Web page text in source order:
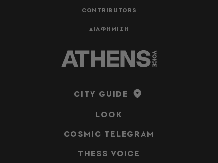
CONTRIBUTORS
ΔΙΑΦΗΜΙΣΗ
CITY GUIDE
LOOK
COSMIC TELEGRAM
THESS VOICE